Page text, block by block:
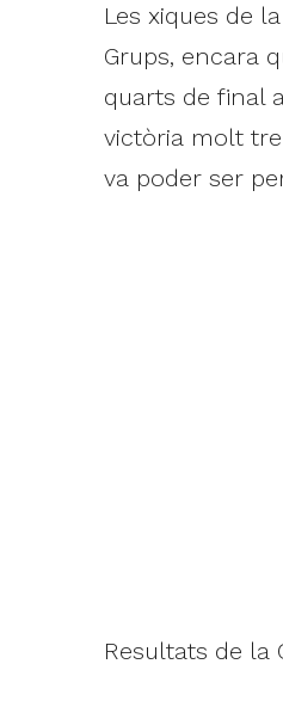
Les xiques de
Grups, encara
quarts de final
victòria molt
va poder ser
Resultats de la